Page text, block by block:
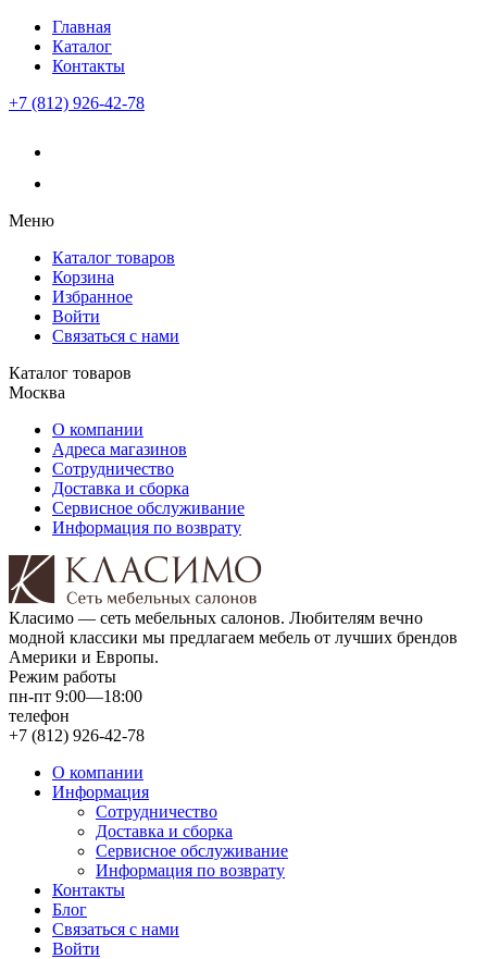
Главная
Каталог
Контакты
+7 (812) 926-42-78
Меню
Каталог товаров
Корзина
Избранное
Войти
Связаться с нами
Каталог товаров
Москва
О компании
Адреса магазинов
Сотрудничество
Доставка и сборка
Сервисное обслуживание
Информация по возврату
Класимо — cеть мебельных салонов. Любителям вечно
модной классики мы предлагаем мебель от лучших брендов
Америки и Европы.
Режим работы
пн-пт 9:00—18:00
телефон
+7 (812) 926-42-78
О компании
Информация
Сотрудничество
Доставка и сборка
Сервисное обслуживание
Информация по возврату
Контакты
Блог
Связаться с нами
Войти